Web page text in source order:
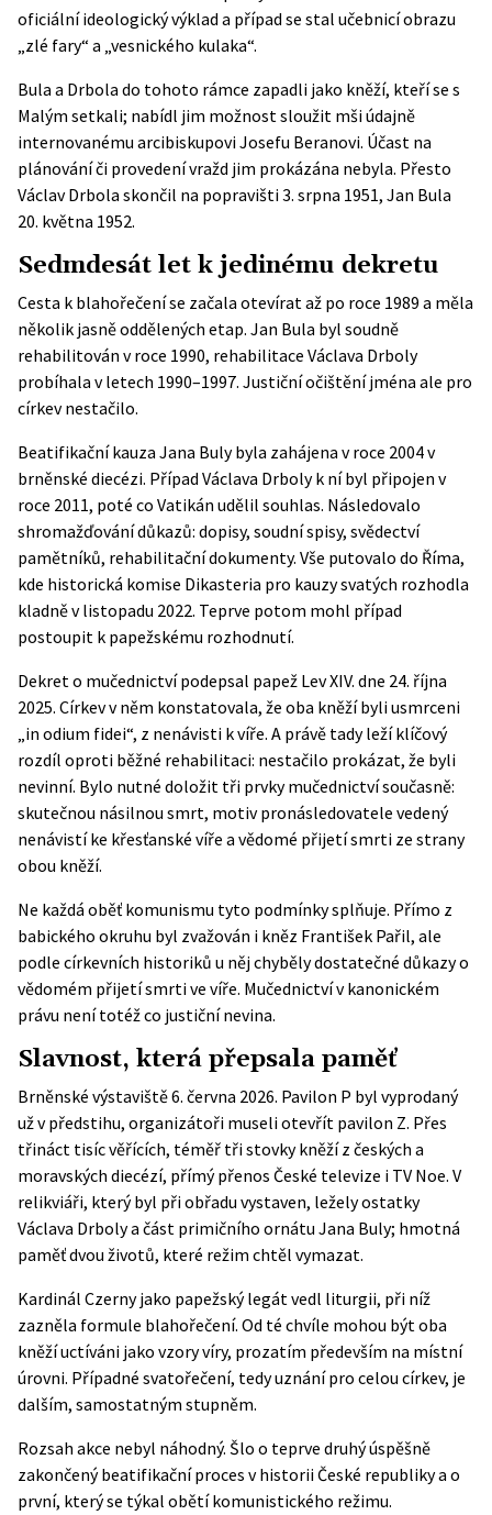
oficiální ideologický výklad a případ se stal učebnicí obrazu
„zlé fary“ a „vesnického kulaka“.
Bula a Drbola do tohoto rámce zapadli jako kněží, kteří se s
Malým setkali; nabídl jim možnost sloužit mši údajně
internovanému arcibiskupovi Josefu Beranovi. Účast na
plánování či provedení vražd jim prokázána nebyla. Přesto
Václav Drbola skončil na popravišti 3. srpna 1951, Jan Bula
20. května 1952.
Sedmdesát let k jedinému dekretu
Cesta k blahořečení se začala otevírat až po roce 1989 a měla
několik jasně oddělených etap. Jan Bula byl soudně
rehabilitován v roce 1990, rehabilitace Václava Drboly
probíhala v letech 1990–1997. Justiční očištění jména ale pro
církev nestačilo.
Beatifikační kauza Jana Buly byla zahájena v roce 2004 v
brněnské diecézi. Případ Václava Drboly k ní byl připojen v
roce 2011, poté co Vatikán udělil souhlas. Následovalo
shromažďování důkazů: dopisy, soudní spisy, svědectví
pamětníků, rehabilitační dokumenty. Vše putovalo do Říma,
kde historická komise Dikasteria pro kauzy svatých rozhodla
kladně v listopadu 2022. Teprve potom mohl případ
postoupit k papežskému rozhodnutí.
Dekret o mučednictvípodepsal papež Lev XIV. dne 24. října
2025. Církev v něm konstatovala, že oba kněží byli usmrceni
„in odium fidei“, z nenávisti k víře. A právě tady leží klíčový
rozdíl oproti běžné rehabilitaci: nestačilo prokázat, že byli
nevinní. Bylo nutné doložit tři prvky mučednictví současně:
skutečnou násilnou smrt, motiv pronásledovatele vedený
nenávistí ke křesťanské víře a vědomé přijetí smrti ze strany
obou kněží.
Ne každá oběť komunismu tyto podmínky splňuje. Přímo z
babického okruhu byl zvažován i kněz František Pařil, ale
podle církevních historiků u něj chyběly dostatečné důkazy o
vědomém přijetí smrti ve víře. Mučednictví v kanonickém
právu není totéž co justiční nevina.
Slavnost, která přepsala paměť
Brněnské výstaviště 6. června 2026. Pavilon P byl vyprodaný
už v předstihu, organizátoři museli otevřít pavilon Z. Přes
třináct tisíc věřících, téměř tři stovky kněží z českých a
moravských diecézí, přímý přenos České televize i TV Noe. V
relikviáři, který byl při obřadu vystaven, ležely ostatky
Václava Drboly a část primičního ornátu Jana Buly; hmotná
paměť dvou životů, které režim chtěl vymazat.
Kardinál Czerny jako papežský legát vedl liturgii, při níž
zazněla formule blahořečení. Od té chvíle mohou být oba
kněží uctíváni jako vzory víry, prozatím především na místní
úrovni. Případné svatořečení, tedy uznání pro celou církev, je
dalším, samostatným stupněm.
Rozsah akce nebyl náhodný. Šlo o teprve druhý úspěšně
zakončený beatifikační proces v historii České republiky a o
první, který se týkal obětí komunistického režimu.